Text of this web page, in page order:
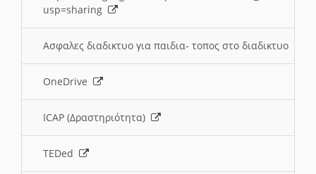
usp=sharing
Ασφαλες διαδικτυο για παιδια- τοπος στο διαδικτυο
OneDrive
ICAP (Δραστηριότητα)
TEDed